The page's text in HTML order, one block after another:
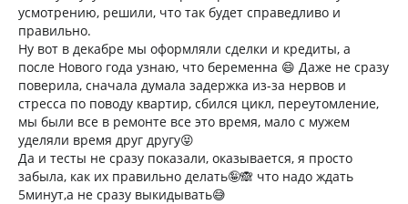
усмотрению, решили, что так будет справедливо и
правильно.
Ну вот в декабре мы оформляли сделки и кредиты, а
после Нового года узнаю, что беременна 😄 Даже не сразу
поверила, сначала думала задержка из-за нервов и
стресса по поводу квартир, сбился цикл, переутомление,
мы были все в ремонте все это время, мало с мужем
уделяли время друг другу😝
Да и тесты не сразу показали, оказывается, я просто
забыла, как их правильно делать🤪🙈 что надо ждать
5минут,а не сразу выкидывать😅